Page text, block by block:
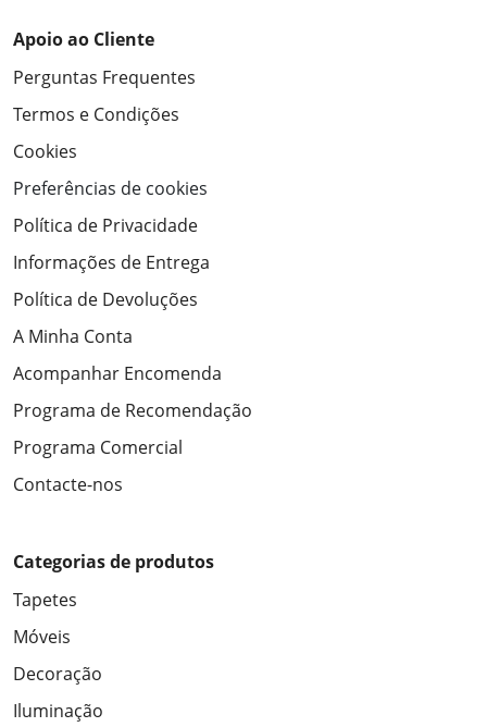
Apoio ao Cliente
Perguntas Frequentes
Termos e Condições
Cookies
Preferências de cookies
Política de Privacidade
Informações de Entrega
Política de Devoluções
A Minha Conta
Acompanhar Encomenda
Programa de Recomendação
Programa Comercial
Contacte-nos
Categorias de produtos
Tapetes
Móveis
Decoração
Iluminação